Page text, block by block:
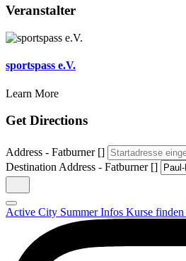
Veranstalter
sportspass e.V.
Learn More
Get Directions
Address - Fatburner []
Destination Address - Fatburner []
Active City SummerInfos Kurse finden